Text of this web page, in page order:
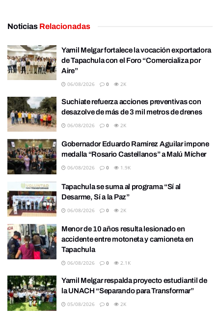
Noticias Relacionadas
Yamil Melgar fortalece la vocación exportadora
de Tapachula con el Foro “Comercializa por
Aire”
06/08/2026 0 2K
Suchiate refuerza acciones preventivas con
desazolve de más de 3 mil metros de drenes
06/08/2026 0 2K
Gobernador Eduardo Ramírez Aguilar impone
medalla “Rosario Castellanos” a Malú Mícher
06/08/2026 0 1.9K
Tapachula se suma al programa “Sí al
Desarme, Sí a la Paz”
06/08/2026 0 2K
Menor de 10 años resulta lesionado en
accidente entre motoneta y camioneta en
Tapachula
06/08/2026 0 2.1K
Yamil Melgar respalda proyecto estudiantil de
la UNACH “Separando para Transformar”
05/08/2026 0 2K